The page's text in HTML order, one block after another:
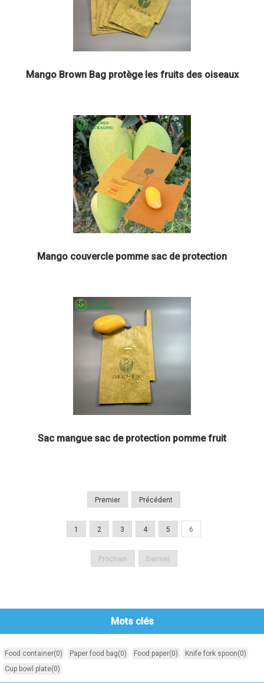
Mango Brown Bag protège les fruits des oiseaux
Mango couvercle pomme sac de protection
Sac mangue sac de protection pomme fruit
Premier Précédent
1 2 3 4 5 6
Prochain Dernier
Mots clés
Food container(0) Paper food bag(0) Food paper(0) Knife fork spoon(0)
Cup bowl plate(0)